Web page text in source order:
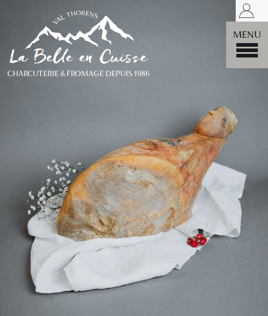
LA
CHARCUTERIE & FROMAGE DEPUIS 1986
MENU